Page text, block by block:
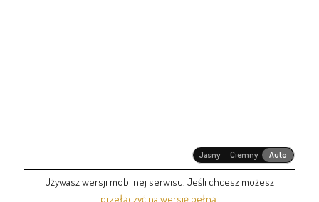
Jasny Ciemny Auto
Używasz wersji mobilnej serwisu. Jeśli chcesz możesz
przełączyć na wersję pełną